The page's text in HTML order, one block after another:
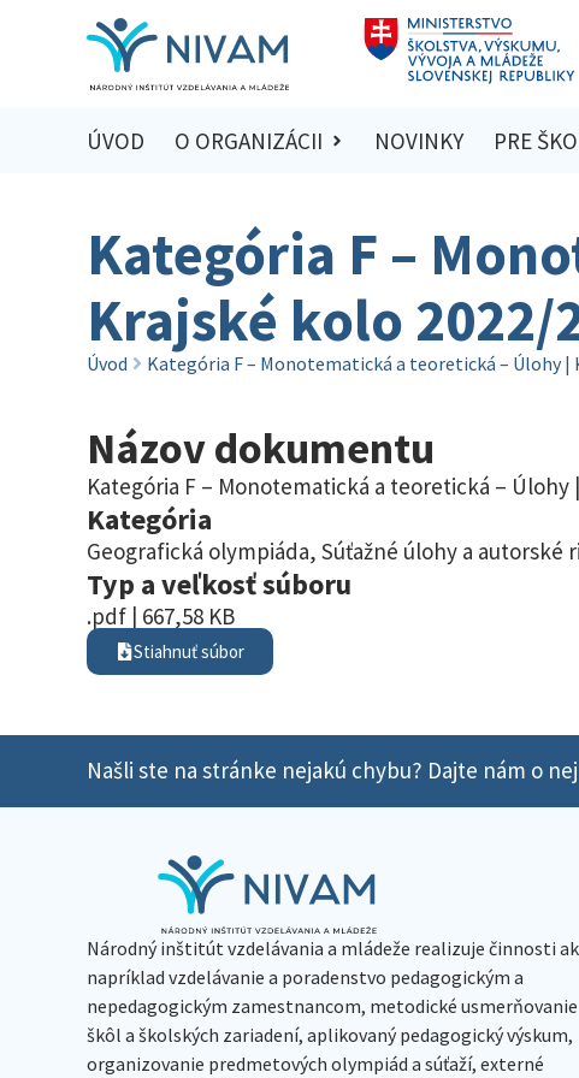
ÚVOD O ORGANIZÁCII NOVINKY PRE
Kategória F –
Krajské kolo 2022/
Úvod Kategória F – Monotematická a teoretická – Úlohy |
Názov dokumentu
Kategória F – Monotematická a teoretická – Úlohy
Kategória
Geografická olympiáda, Súťažné úlohy a autorské
Typ a veľkosť súboru
.pdf | 667,58 KB
Stiahnuť súbor
Našli ste na stránke nejakú chybu? Dajte nám o
Národný inštitút vzdelávania a mládeže realizuje činnosti
napríklad vzdelávanie a poradenstvo pedagogickým a
nepedagogickým zamestnancom, metodické usmerňovanie
škôl a školských zariadení, aplikovaný pedagogický výskum,
organizovanie predmetových olympiád a súťaží, externé